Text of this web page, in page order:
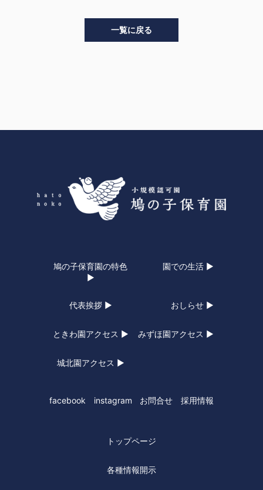
>
一覧に戻る
鳩の子保育園の特色
▶
園での生活 ▶
代表挨拶 ▶ おしらせ ▶
ときわ園アクセス ▶ みずほ園アクセス ▶
城北園アクセス ▶
facebook instagram お問合せ 採用情報
トップページ
各種情報開示